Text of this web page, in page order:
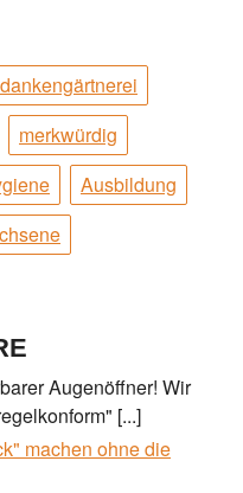
merkwürdig
Ausbildung
Augenöffner! Wir
[...]
machen ohne die